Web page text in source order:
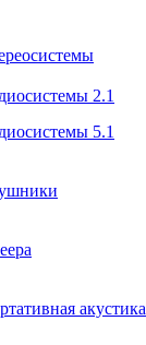
2.1
5.1
акустика